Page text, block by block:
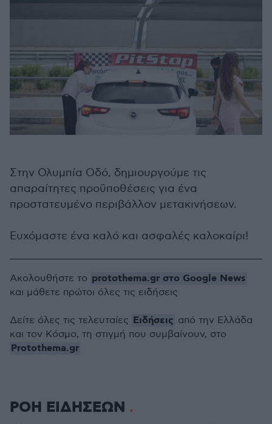
Στην Ολυμπία Οδό, δημιουργούμε τις
απαραίτητες προϋποθέσεις για ένα
προστατευμένο περιβάλλον μετακινήσεων.
Ευχόμαστε ένα καλό και ασφαλές καλοκαίρι!
Ακολουθήστε το protothema.gr στο Google News
και μάθετε πρώτοι όλες τις ειδήσεις
Δείτε όλες τις τελευταίες Ειδήσεις από την Ελλάδα
και τον Κόσμο, τη στιγμή που συμβαίνουν, στο
Protothema.gr
ΡΟΗ ΕΙΔΗΣΕΩΝ